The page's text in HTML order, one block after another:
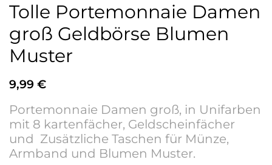
Tolle Portemonnaie Damen
groß Geldbörse Blumen
Muster
9,99 €
Portemonnaie Damen groß, in Unifarben
mit 8 kartenfächer, Geldscheinfächer
und Zusätzliche Taschen für Münze,
Armband und Blumen Muster.